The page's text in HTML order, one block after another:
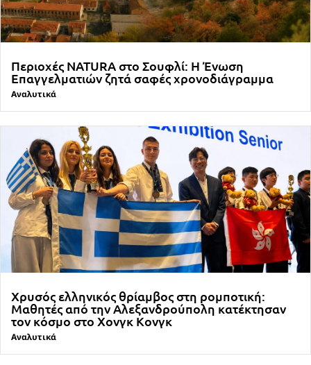
Περιοχές NATURA στο Σουφλί: Η Ένωση
Επαγγελματιών ζητά σαφές χρονοδιάγραμμα
Αναλυτικά
Χρυσός ελληνικός θρίαμβος στη ρομποτική:
Μαθητές από την Αλεξανδρούπολη κατέκτησαν
τον κόσμο στο Χονγκ Κονγκ
Αναλυτικά